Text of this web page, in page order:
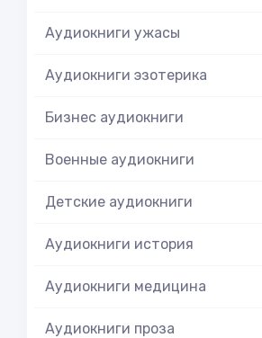
Аудиокниги ужасы
Аудиокниги эзотерика
Бизнес аудиокниги
Военные аудиокниги
Детские аудиокниги
Аудиокниги история
Аудиокниги медицина
Аудиокниги проза